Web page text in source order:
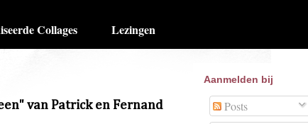
Collages Lezingen
van Patrick en Fernand
Aanmelden bij
Posts